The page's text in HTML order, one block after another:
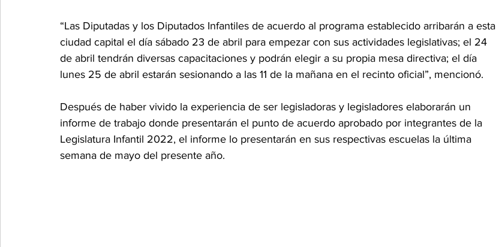
“Las Diputadas y los Diputados Infantiles de acuerdo al programa establecido arribarán a esta
ciudad capital el día sábado 23 de abril para empezar con sus actividades legislativas; el 24
de abril tendrán diversas capacitaciones y podrán elegir a su propia mesa directiva; el día
lunes 25 de abril estarán sesionando a las 11 de la mañana en el recinto oficial”, mencionó.
Después de haber vivido la experiencia de ser legisladoras y legisladores elaborarán un
informe de trabajo donde presentarán el punto de acuerdo aprobado por integrantes de la
Legislatura Infantil 2022, el informe lo presentarán en sus respectivas escuelas la última
semana de mayo del presente año.